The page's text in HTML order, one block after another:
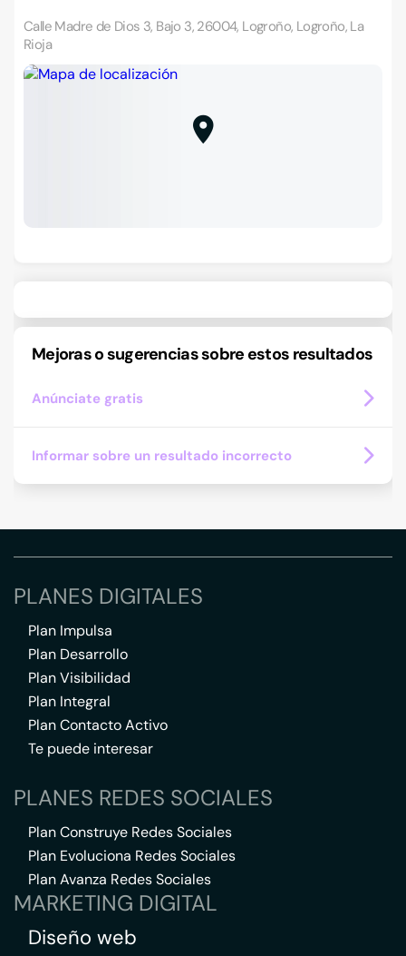
Calle Madre de Dios 3, Bajo 3, 26004, Logroño, Logroño, La
Rioja
Mejoras o sugerencias sobre estos resultados
Anúnciate gratis
Informar sobre un resultado incorrecto
PLANES DIGITALES
Plan Impulsa
Plan Desarrollo
Plan Visibilidad
Plan Integral
Plan Contacto Activo
Te puede interesar
PLANES REDES SOCIALES
Plan Construye Redes Sociales
Plan Evoluciona Redes Sociales
Plan Avanza Redes Sociales
MARKETING DIGITAL
Diseño web